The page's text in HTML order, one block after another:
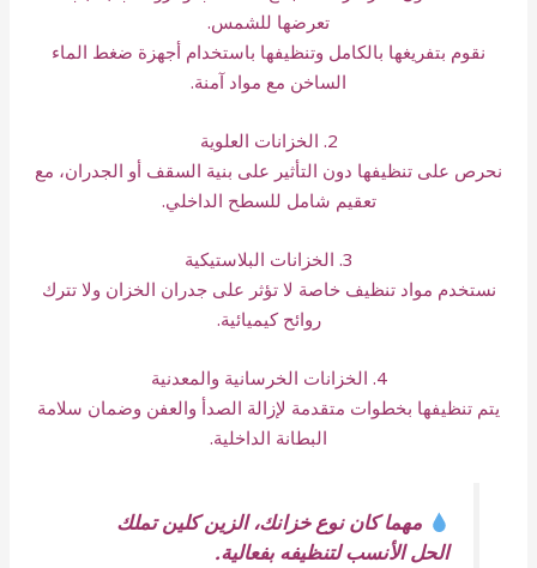
تعرضها للشمس.
نقوم بتفريغها بالكامل وتنظيفها باستخدام أجهزة ضغط الماء
الساخن مع مواد آمنة.
2. الخزانات العلوية
نحرص على تنظيفها دون التأثير على بنية السقف أو الجدران، مع
تعقيم شامل للسطح الداخلي.
3. الخزانات البلاستيكية
نستخدم مواد تنظيف خاصة لا تؤثر على جدران الخزان ولا تترك
روائح كيميائية.
4. الخزانات الخرسانية والمعدنية
يتم تنظيفها بخطوات متقدمة لإزالة الصدأ والعفن وضمان سلامة
البطانة الداخلية.
مهما كان نوع خزانك، الزين كلين تملك
الحل الأنسب لتنظيفه بفعالية.